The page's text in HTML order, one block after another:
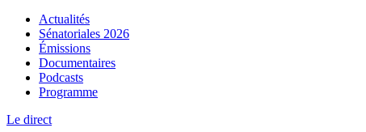
Actualités
Sénatoriales 2026
Émissions
Documentaires
Podcasts
Programme
Le direct